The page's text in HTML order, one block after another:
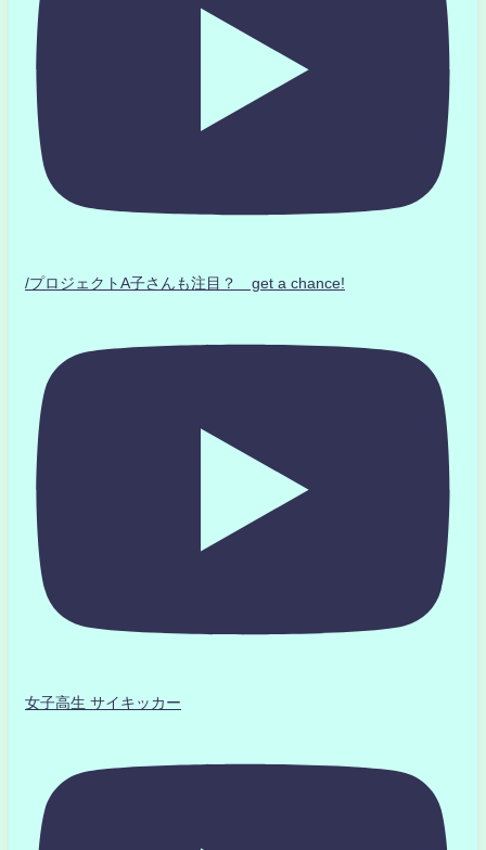
/プロジェクトA子さんも注目？ get a chance!
女子高生 サイキッカー